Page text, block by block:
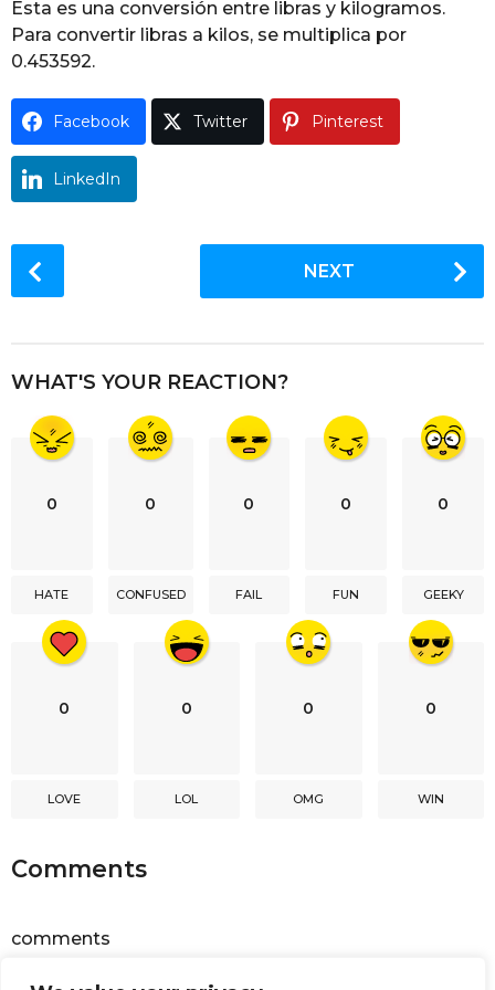
g
o
Esta es una conversión entre libras y kilogramos.
Para convertir libras a kilos, se multiplica por
0.453592.
Facebook Twitter Pinterest
LinkedIn
o
P
NEXT
WHAT'S YOUR REACTION?
0
HATE
0
CONFUSED
0
FAIL
0
FUN
0
GEEKY
0
LOVE
0
LOL
0
OMG
0
WIN
Comments
comments